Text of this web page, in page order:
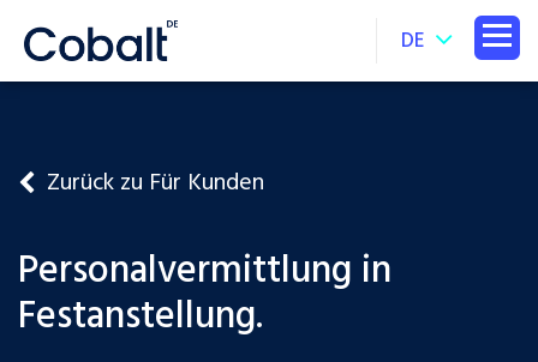
DE
Zurück zu Für Kunden
Personalvermittlung in
Festanstellung.